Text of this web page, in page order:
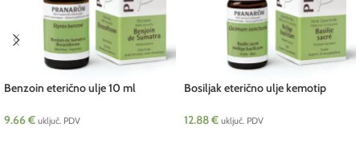
Benzoin eterično ulje 10 ml
9.66€ uključ. PDV
Bosiljak eterično ulje kemotip
12.88€ uključ. PDV